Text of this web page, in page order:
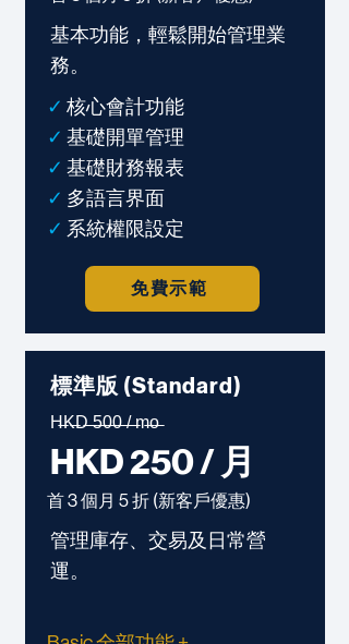
基本功能，輕鬆開始管理業
務。
✓ 核心會計功能
✓ 基礎開單管理
✓ 基礎財務報表
✓ 多語言界面
✓ 系統權限設定
免費示範
標準版 (Standard)
H̶K̶D̶ ̶5̶0̶0̶ ̶/̶ ̶m̶o̶
HKD 250 / 月
首 3 個月 5 折 (新客戶優惠)
管理庫存、交易及日常營
運。